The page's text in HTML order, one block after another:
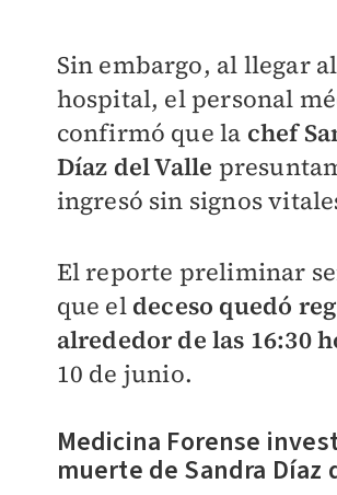
Sin embargo, al llegar al
hospital, el personal
confirmó que la chef
Díaz del Valle
ingresó sin signos
El reporte preliminar
que eldeceso quedó
alrededor de las 16:30
10 de junio.
Medicina Forense
muerte de Sandra Díaz